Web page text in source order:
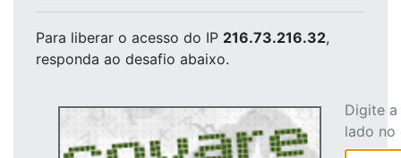
Para liberar o acesso do IP 216.73.216.32,
responda ao desafio abaixo.
Digite
lado no